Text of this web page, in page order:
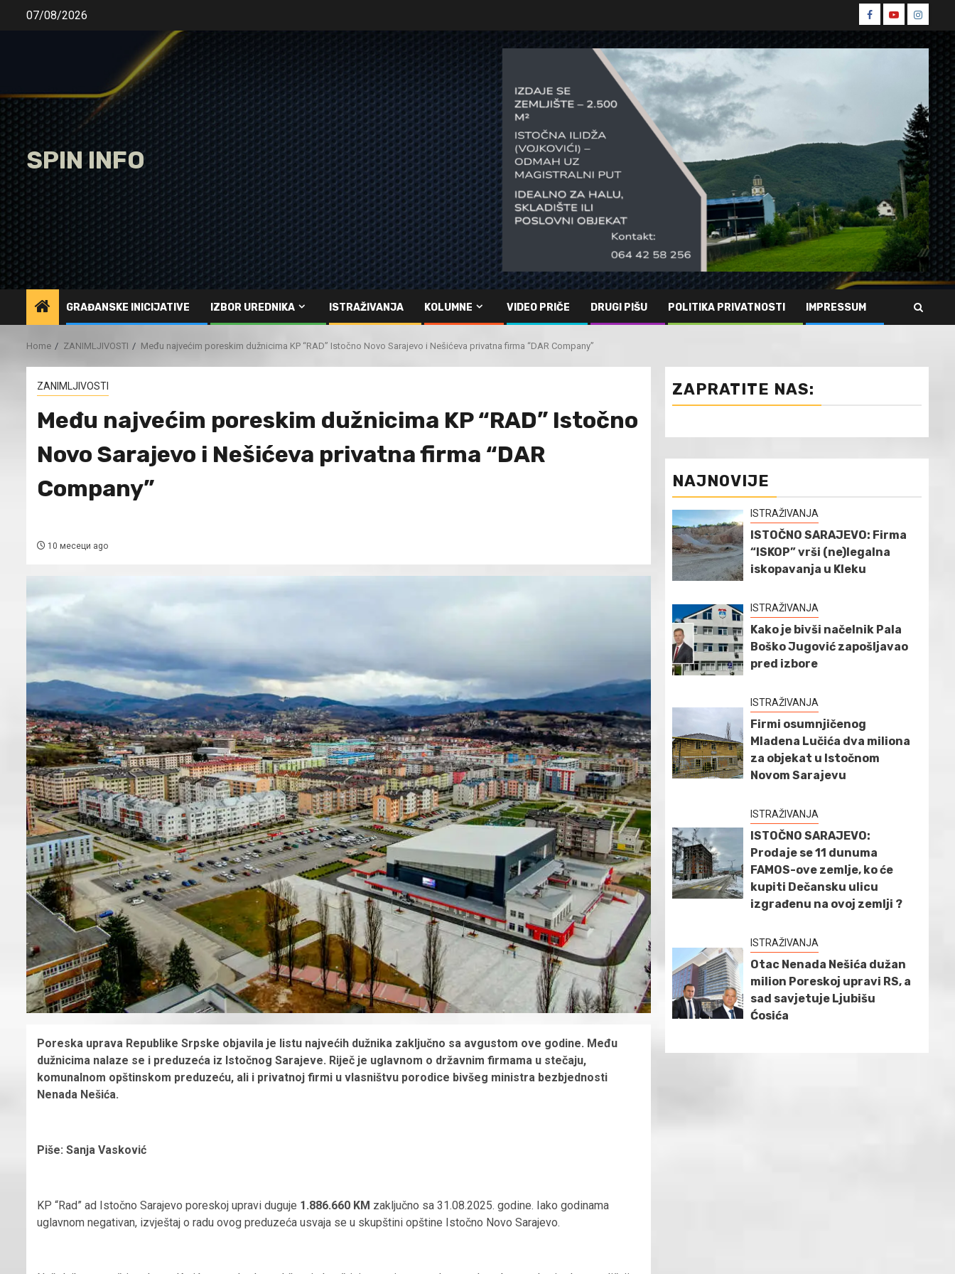
07/08/2026
Spin
Facebook
Spin
Youtube
Spin
SPIN INFO
GRAĐANSKE INICIJATIVE IZBOR UREDNIKA ISTRAŽIVANJA KOLUMNE VIDEO PRIČE DRUGI PIŠU POLITIKA PRIVATNOSTI IMPRESSUM
Home ZANIMLJIVOSTI Među najvećim poreskim dužnicima KP “RAD” Istočno Novo Sarajevo i Nešićeva privatna firma “DAR Company”
ZANIMLJIVOSTI
Među najvećim poreskim dužnicima KP “RAD” Istočno
Novo Sarajevo i Nešićeva privatna firma “DAR
Company”
10 месеци ago
Poreska uprava Republike Srpske objavila je listu najvećih dužnika zaključno sa avgustom ove godine. Među
dužnicima nalaze se i preduzeća iz Istočnog Sarajeve. Riječ je uglavnom o državnim firmama u stečaju,
komunalnom opštinskom preduzeću, ali i privatnoj firmi u vlasništvu porodice bivšeg ministra bezbjednosti
Nenada Nešića.
Piše: Sanja Vasković
KP “Rad” ad Istočno Sarajevo poreskoj upravi duguje 1.886.660 KM zaključno sa 31.08.2025. godine. Iako godinama
uglavnom negativan, izvještaj o radu ovog preduzeća usvaja se u skupštini opštine Istočno Novo Sarajevo.
ZAPRATITE NAS:
NAJNOVIJE
ISTRAŽIVANJA
ISTOČNO SARAJEVO: Firma
“ISKOP” vrši (ne)legalna
iskopavanja u Kleku
ISTRAŽIVANJA
Kako je bivši načelnik Pala
Boško Jugović zapošljavao
pred izbore
ISTRAŽIVANJA
Firmi osumnjičenog
Mladena Lučića dva miliona
za objekat u Istočnom
Novom Sarajevu
ISTRAŽIVANJA
ISTOČNO SARAJEVO:
Prodaje se 11 dunuma
FAMOS-ove zemlje, ko će
kupiti Dečansku ulicu
izgrađenu na ovoj zemlji ?
ISTRAŽIVANJA
Otac Nenada Nešića dužan
milion Poreskoj upravi RS, a
sad savjetuje Ljubišu
Ćosića